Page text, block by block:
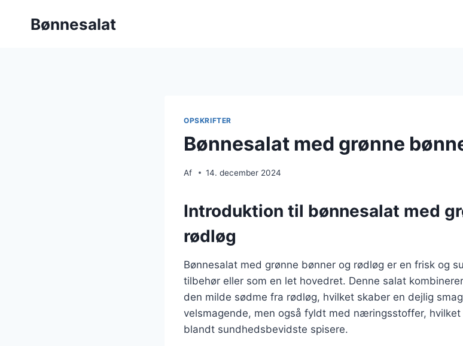
Bønnesalat
OPSKRIFTER
Bønnesalat med grønne
Af 14. december 2024
Introduktion til bønnesalat med
rødløg
Bønnesalat med grønne bønner og rødløg er en frisk og
tilbehør eller som en let hovedret. Denne salat
den milde sødme fra rødløg, hvilket skaber en dejlig
velsmagende, men også fyldt med næringsstoffer,
blandt sundhedsbevidste spisere.